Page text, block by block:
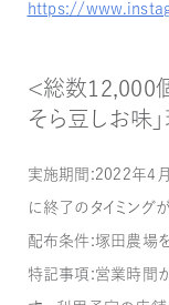
https://
＜総数12,000
そら豆しお味
実施期間：2022年4
に終了のタイミング
配布条件：塚田農場
特記事項：営業時間